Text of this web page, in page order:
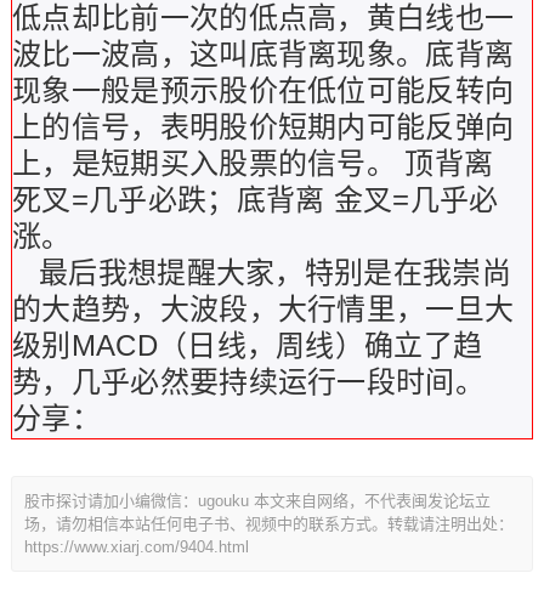
低点却比前一次的低点高，黄白线也一
波比一波高，这叫底背离现象。底背离
现象一般是预示股价在低位可能反转向
上的信号，表明股价短期内可能反弹向
上，是短期买入股票的信号。 顶背离
死叉=几乎必跌；底背离 金叉=几乎必
涨。
最后我想提醒大家，特别是在我崇尚
的大趋势，大波段，大行情里，一旦大
级别MACD（日线，周线）确立了趋
势，几乎必然要持续运行一段时间。
分享：
股市探讨请加小编微信：ugouku 本文来自网络，不代表闽发论坛立
场，请勿相信本站任何电子书、视频中的联系方式。转载请注明出处：
https://www.xiarj.com/9404.html